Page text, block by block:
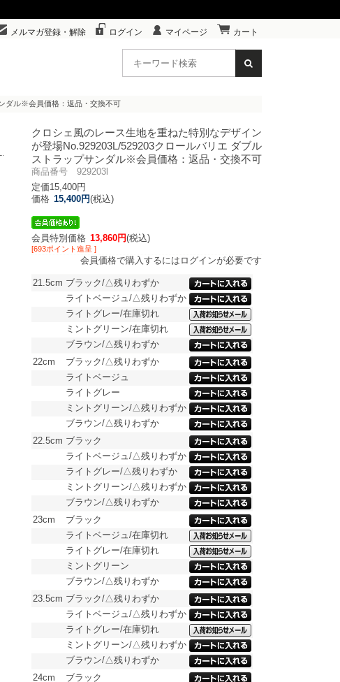
メルマガ登録・解除 ログイン マイページ カート
ダル※会員価格：返品・交換不可
クロシェ風のレース生地を重ねた特別なデザイン
が登場No.929203L/529203クロールバリエ ダブル
ストラップサンダル※会員価格：返品・交換不可
商品番号 929203l
定価15,400円
価格 15,400円(税込)
会員特別価格 13,860円(税込)
[693ポイント進呈 ]
会員価格で購入するにはログインが必要です
21.5cm ブラック/△残りわずか
ライトベージュ/△残りわずか
ライトグレー/在庫切れ
ミントグリーン/在庫切れ
ブラウン/△残りわずか
22cm
ブラック/△残りわずか
ライトベージュ
ライトグレー
ミントグリーン/△残りわずか
ブラウン/△残りわずか
22.5cm ブラック
ライトベージュ/△残りわずか
ライトグレー/△残りわずか
ミントグリーン/△残りわずか
ブラウン/△残りわずか
23cm
ブラック
ライトベージュ/在庫切れ
ライトグレー/在庫切れ
ミントグリーン
ブラウン/△残りわずか
23.5cm ブラック/△残りわずか
ライトベージュ/△残りわずか
ライトグレー/在庫切れ
ミントグリーン/△残りわずか
ブラウン/△残りわずか
24cm
ブラック